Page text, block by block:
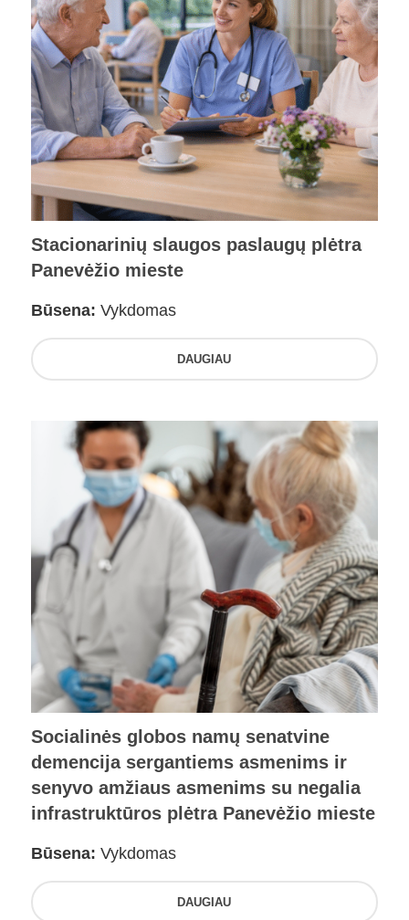
Stacionarinių slaugos paslaugų plėtra
Panevėžio mieste
Būsena: Vykdomas
DAUGIAU
Socialinės globos namų senatvine
demencija sergantiems asmenims ir
senyvo amžiaus asmenims su negalia
infrastruktūros plėtra Panevėžio mieste
Būsena: Vykdomas
DAUGIAU